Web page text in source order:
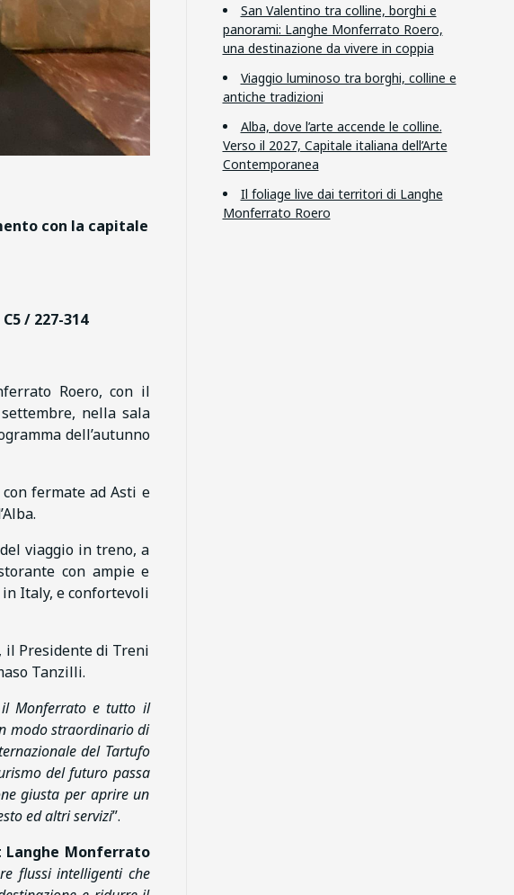
con la capitale
/ 227-314
Roero, con il
nella sala
dell’autunno
con fermate ad Asti e
viaggio in treno, a
con ampie e
Italy, e confortevoli
il Presidente di Treni
Tanzilli.
il Monferrato e tutto il
modo straordinario di
del Tartufo
del futuro passa
giusta per aprire un
ed altri servizi”.
Langhe Monferrato
flussi intelligenti che
San Valentino tra colline, borghi e
panorami: Langhe Monferrato Roero,
una destinazione da vivere in coppia
Viaggio luminoso tra borghi, colline e
antiche tradizioni
Alba, dove l’arte accende le colline.
Verso il 2027, Capitale italiana dell’Arte
Contemporanea
Il foliage live dai territori di Langhe
Monferrato Roero